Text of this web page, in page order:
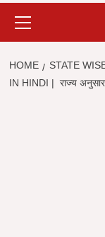
Menu
HOME
STATE
IN HINDI | राज्य